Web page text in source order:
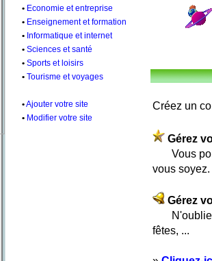
• Economie et entreprise
• Enseignement et formation
• Informatique et internet
• Sciences et santé
• Sports et loisirs
• Tourisme et voyages
•Ajouter votre site
• Modifier votre site
Créez un
Gérez
Vous
vous soyez.
Gérez
N'oubliez
fêtes, ...